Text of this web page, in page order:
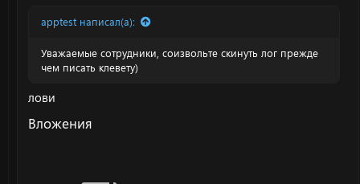
apptest написал(а):
Уважаемые сотрудники, соизвольте скинуть лог прежде
чем писать клевету)
лови
Вложения